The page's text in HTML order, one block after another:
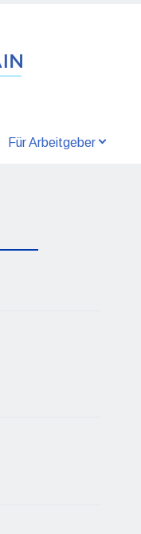
Für Arbeitgeber